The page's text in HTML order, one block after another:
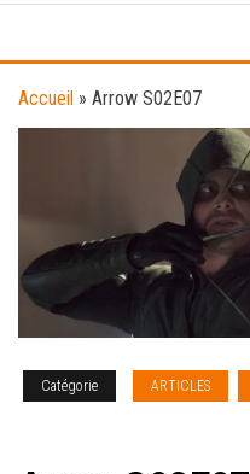
Accueil » Arrow S02E07
Catégorie ARTICLES